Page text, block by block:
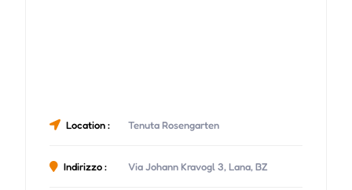
Location : Tenuta Rosengarten
Indirizzo : Via Johann Kravogl 3, Lana, BZ